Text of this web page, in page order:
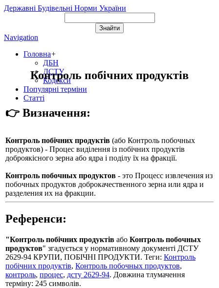
Державні Будівельні Норми України
Navigation
Головна+
ДБН
ДСТУ
Кодекси
Популярні терміни
Статті
Контроль побічних продуктів
👉 Визначення:
Контроль побічних продуктів (або Контроль побочных
продуктов) - Процес виділення із побічних продуктів
доброякісного зерна або ядра і поділу їх на фракції.
Контроль побочных продуктов - это Процесс извлечения из
побочных продуктов доброкачественного зерна или ядра и
разделения их на фракции.
Референси:
"Контроль побічних продуктів або Контроль побочных
продуктов" згадується у нормативному документі ДСТУ
2629-94 КРУПИ, ПОБІЧНІ ПРОДУКТИ. Теги: Контроль
побічних продуктів, Контроль побочных продуктов,
контроль, процес, дсту 2629-94. Довжина тлумачення
терміну: 245 символів.